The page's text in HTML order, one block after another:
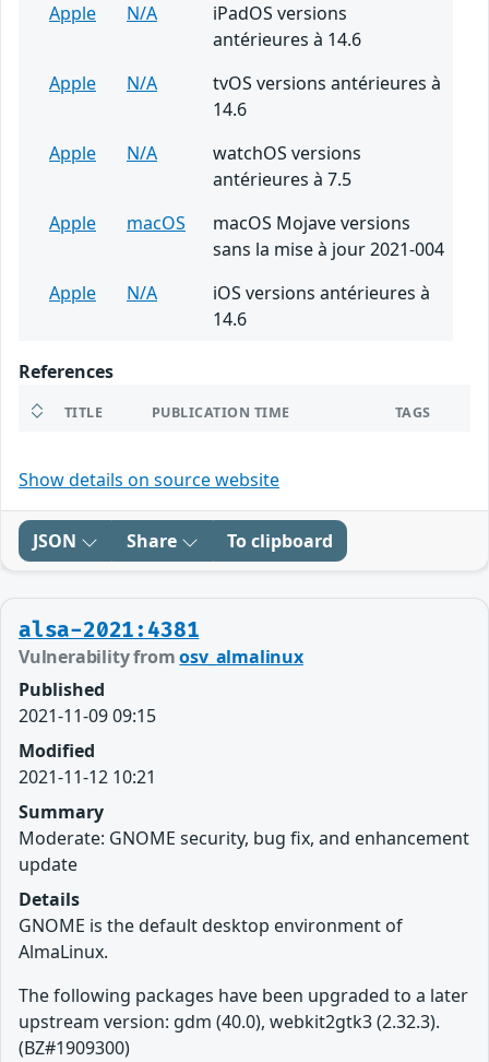
Apple
N/A
iPadOS versions
antérieures à 14.6
Apple
N/A
tvOS versions antérieures à
14.6
Apple
N/A
watchOS versions
antérieures à 7.5
Apple
macOS
macOS Mojave versions
sans la mise à jour 2021-004
Apple
N/A
iOS versions antérieures à
14.6
References
TITLE PUBLICATION TIME TAGS
Show details on source website
JSON Share To clipboard
alsa-2021:4381
Vulnerability fromosv_almalinux
Published
2021-11-09 09:15
Modified
2021-11-12 10:21
Summary
Moderate: GNOME security, bug fix, and enhancement
update
Details
GNOME is the default desktop environment of
AlmaLinux.
The following packages have been upgraded to a later
upstream version: gdm (40.0), webkit2gtk3 (2.32.3).
(BZ#1909300)